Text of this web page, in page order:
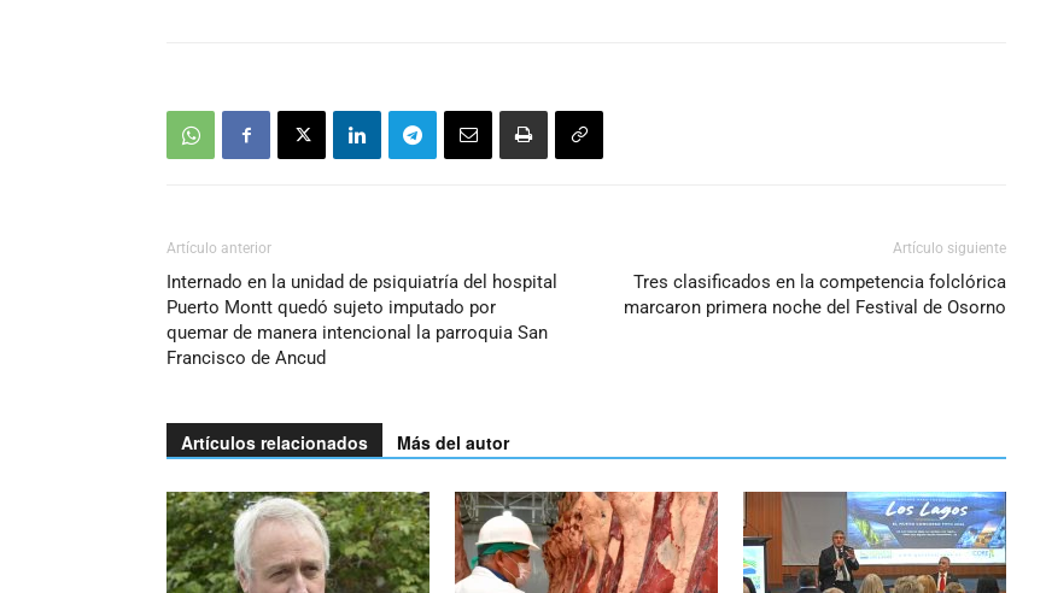
Artículo anterior
Internado en la unidad de psiquiatría del hospital
Puerto Montt quedó sujeto imputado por
quemar de manera intencional la parroquia San
Francisco de Ancud
Artículo siguiente
Tres clasificados en la competencia folclórica
marcaron primera noche del Festival de Osorno
Artículos relacionados Más del autor